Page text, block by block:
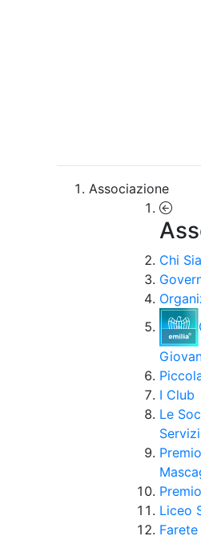
Associazione
Chi
I Club
Le
Servizi
Liceo
Farete